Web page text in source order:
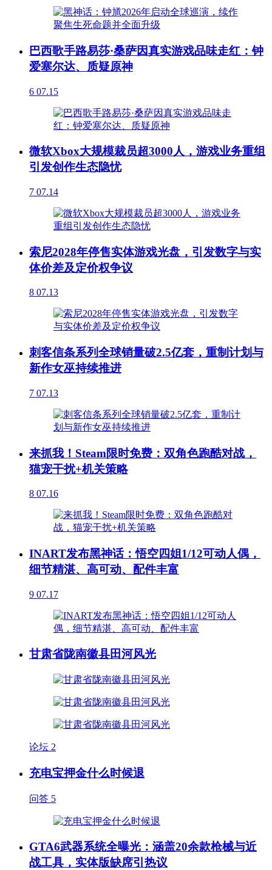
巴西歌手路易莎·桑萨因真实游戏品味走红：钟
爱塞尔达、质疑原神
6 07.15
微软Xbox大规模裁员超3000人，游戏业务重组
引发创作生态隐忧
7 07.14
索尼2028年停售实体游戏光盘，引发数字与实
体价差及定价权争议
8 07.13
刺客信条系列全球销量破2.5亿套，重制计划与
新作女巫持续推进
7 07.13
来抓我！Steam限时免费：双角色跑酷对战，
猫宠干扰+机关策略
8 07.16
INART发布黑神话：悟空四姐1/12可动人偶，
细节精湛、高可动、配件丰富
9 07.17
甘肃省陇南徽县田河风光
论坛 2
充电宝押金什么时候退
问答 5
GTA6武器系统全曝光：涵盖20余款枪械与近
战工具，实体版缺席引热议